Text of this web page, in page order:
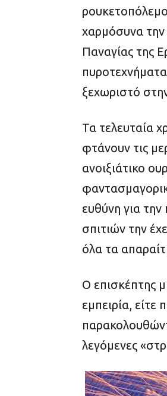
χαρμόσυνα την
Παναγίας της
ξεχωριστό
Τα τελευταία
φτάνουν τις
ανοιξιάτικο
ευθύνη για
σπιτιών την
όλα τα
Ο επισκέπτης
εμπειρία, είτε
λεγόμενες